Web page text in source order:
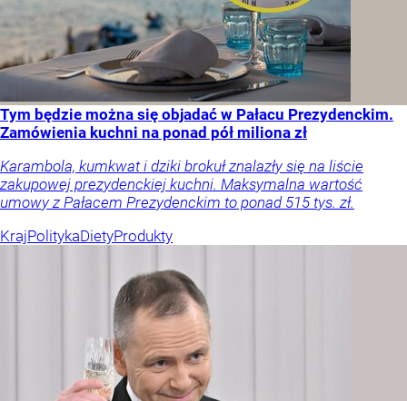
Tym będzie można się objadać w Pałacu Prezydenckim.
Zamówienia kuchni na ponad pół miliona zł
Karambola, kumkwat i dziki brokuł znalazły się na liście
zakupowej prezydenckiej kuchni. Maksymalna wartość
umowy z Pałacem Prezydenckim to ponad 515 tys. zł.
KrajPolitykaDietyProdukty